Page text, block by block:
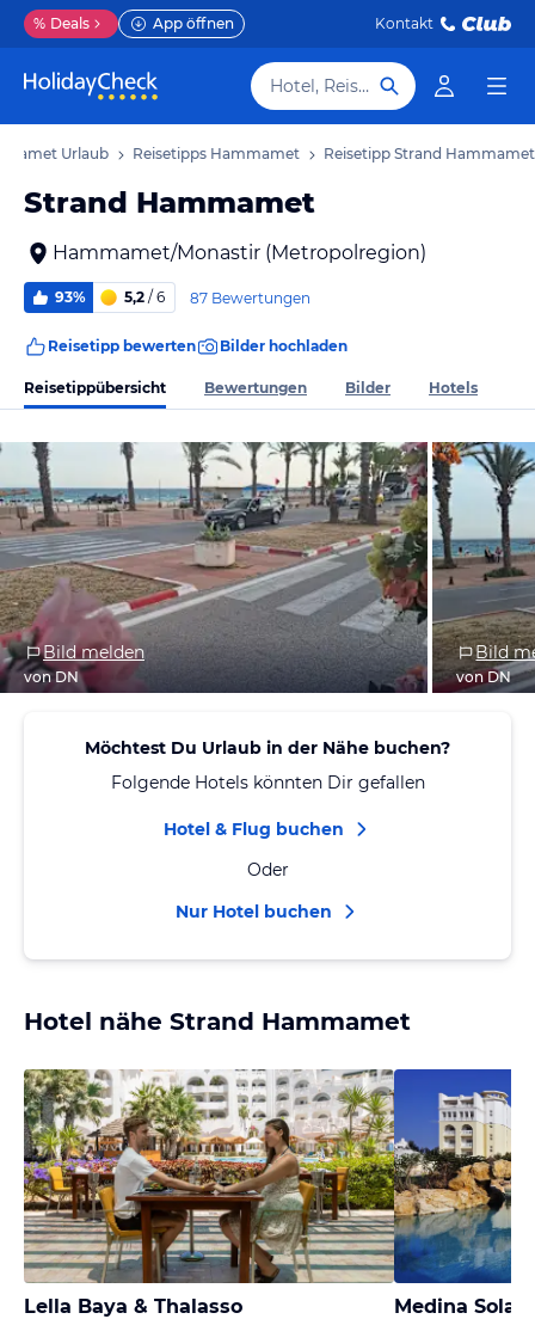
% Deals App öffnen Kontakt
Hotel, Reiseziel
Urlaub Reisetipps Hammamet Reisetipp Strand Hammamet
Strand Hammamet
Hammamet/Monastir (Metropolregion)
93% 5,2 / 6 87 Bewertungen
Reisetipp bewerten Bilder hochladen
Reisetippübersicht Bewertungen Bilder Hotels
Bild melden
von DN
Bild
von DN
Möchtest Du Urlaub in der Nähe buchen?
Folgende Hotels könnten Dir gefallen
Hotel & Flug buchen
Oder
Nur Hotel buchen
Hotel nähe Strand Hammamet
Lella Baya & Thalasso Medina